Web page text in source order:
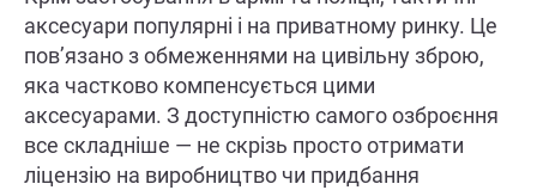
аксесуари популярні і на приватному ринку. Це
пов’язано з обмеженнями на цивільну зброю,
яка частково компенсується цими
аксесуарами. З доступністю самого озброєння
все складніше — не скрізь просто отримати
ліцензію на виробництво чи придбання